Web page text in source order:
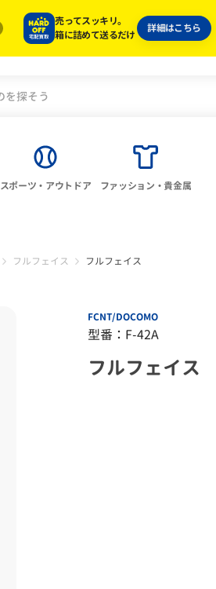
売ってスッキリ。
箱に詰めて送るだけ
詳細はこちら
スポーツ・アウトドア ファッション・貴金属
フルフェイス フルフェイス
FCNT/DOCOMO
型番：F-42A
フルフェイス